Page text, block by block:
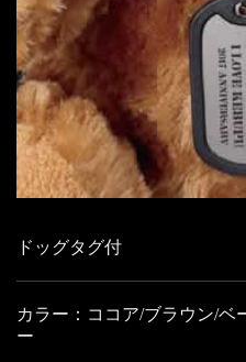
ドッグタグ付
カラー：ココア/ブラウン/ベ
ー